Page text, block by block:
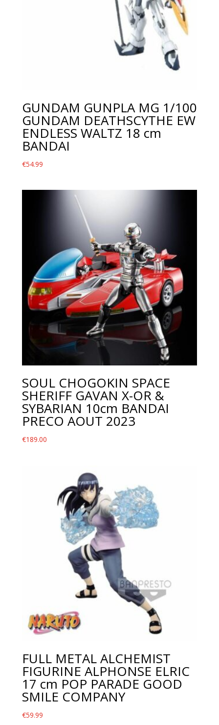
GUNDAM GUNPLA MG 1/100
GUNDAM DEATHSCYTHE EW
ENDLESS WALTZ 18 cm
BANDAI
€54.99
SOUL CHOGOKIN SPACE
SHERIFF GAVAN X-OR &
SYBARIAN 10cm BANDAI
PRECO AOUT 2023
€189.00
FULL METAL ALCHEMIST
FIGURINE ALPHONSE ELRIC
17 cm POP PARADE GOOD
SMILE COMPANY
€59.99